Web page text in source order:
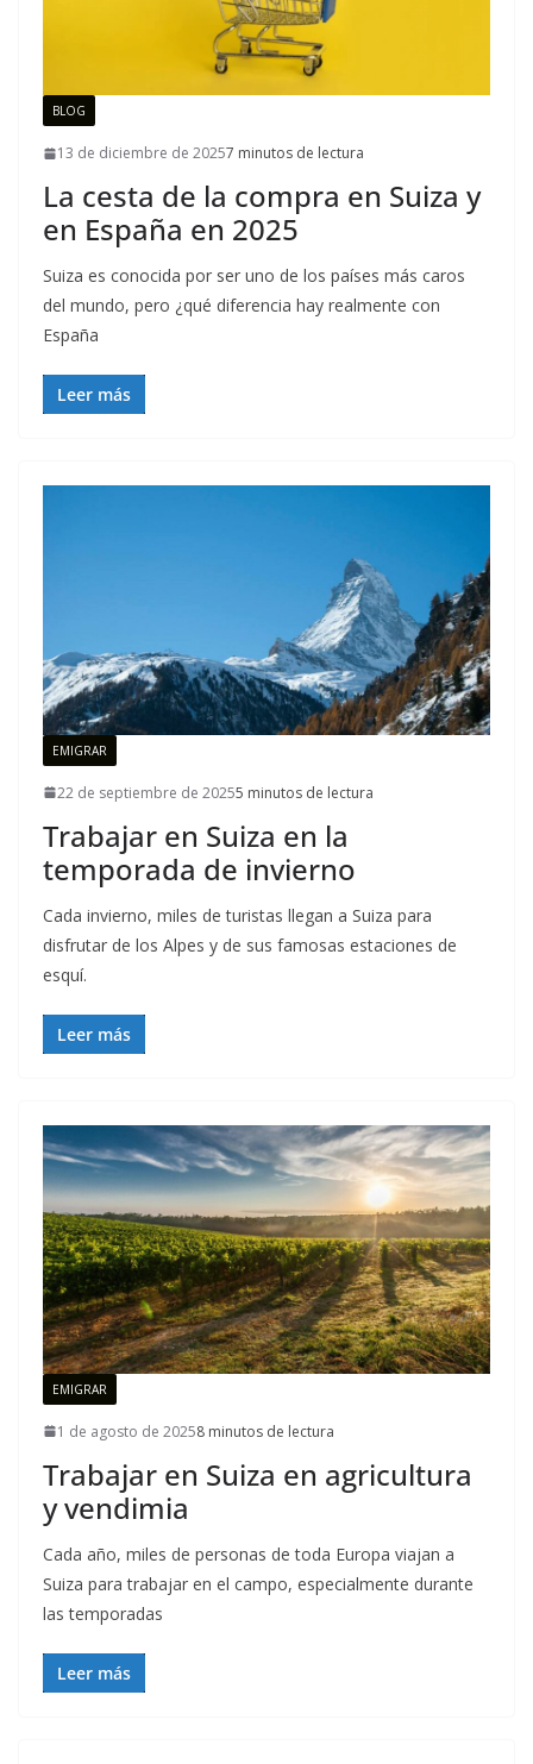
BLOG
13 de diciembre de 20257 minutos de lectura
La cesta de la compra en Suiza y
en España en 2025
Suiza es conocida por ser uno de los países más caros
del mundo, pero ¿qué diferencia hay realmente con
España
Leer más
EMIGRAR
22 de septiembre de 20255 minutos de lectura
Trabajar en Suiza en la
temporada de invierno
Cada invierno, miles de turistas llegan a Suiza para
disfrutar de los Alpes y de sus famosas estaciones de
esquí.
Leer más
EMIGRAR
1 de agosto de 20258 minutos de lectura
Trabajar en Suiza en agricultura
y vendimia
Cada año, miles de personas de toda Europa viajan a
Suiza para trabajar en el campo, especialmente durante
las temporadas
Leer más